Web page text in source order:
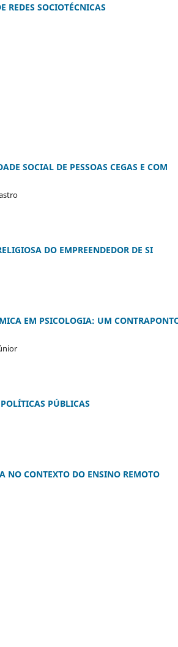
REDES SOCIOTÉCNICAS
SOCIAL DE PESSOAS CEGAS E COM
DO EMPREENDEDOR DE SI
EM PSICOLOGIA: UM
PÚBLICAS
NO CONTEXTO DO ENSINO REMOTO